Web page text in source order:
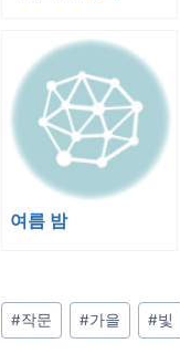
여름 밤
Post
Tags:
#작문 #가을 #빛